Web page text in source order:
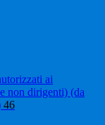
ai
non dirigenti) (da
46